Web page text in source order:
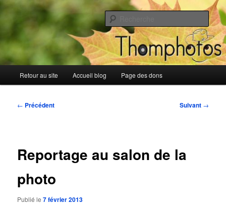
Aller
au
Blog de Thomphotos
Blog de Thomphotos
principal
Retour au site Accueil blog Page des dons
Navigation
← Précédent Suivant →
Reportage au salon de la
photo
Publié le7 février 2013